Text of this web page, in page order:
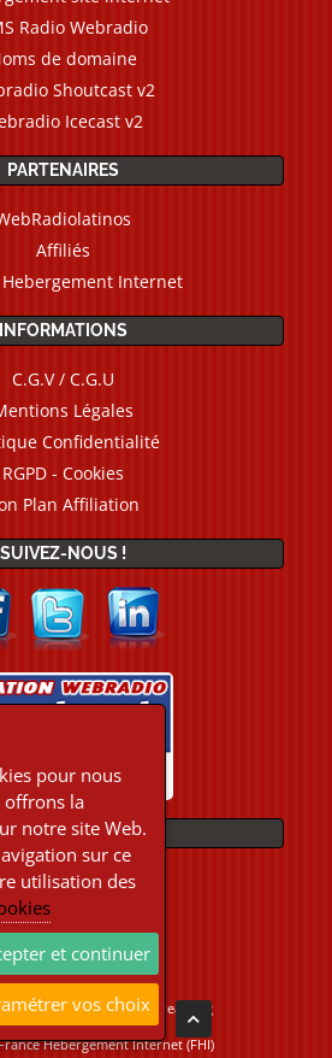
Radio Webradio
de domaine
Shoutcast v2
Icecast v2
PARTENAIRES
Affiliés
Hebergement Internet
INFORMATIONS
C.G.V / C.G.U
Légales
Confidentialité
RGPD - Cookies
Plan Affiliation
SUIVEZ-NOUS !
PAIEMENTS
Location Webradio Streaming
Tous droits réservés
Hebergement Internet (FHI)
pour nous
offrons la
notre site Web.
sur ce
utilisation des
et continuer
vos choix